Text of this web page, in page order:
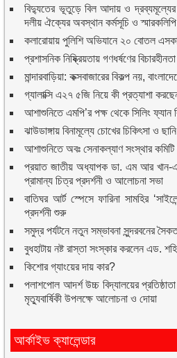
বিদ্যুতের ভূতুড়ে বিল আদায় ও দ্রব্যমূল্যের
দলীয় ঐক্যের অবস্থান কর্মসূচি ও স্মারকলিপি
কলারোয়ায় পুলিশি অভিযানে ২০ বোতল
প্রশাসনিক নিষ্ক্রিয়তায় গণধর্ষণের
মান্দারবাড়িয়া: কক্সবাজারের বিকল্প নয়,
গ্যালাক্সি এ২৭ ৫জি নিয়ে কী প্রত্যাশা
আশাশুনিতে এমপি’র পক্ষ থেকে সিলিং ফ্যান
ঝাউডাঙ্গায় বিনামূল্যে চোখের চিকিৎসা ও
আশাশুনিতে অবঃ সেনাকল্যাণ সংস্থার
প্রয়াত জাতীয় অধ্যাপক ডা. এম আর খান-
প্রামান্য চিত্র প্রদর্শনী ও আলোচনা সভা
বাতিঘর আর্ট স্পেসে ফারিনা সামহির
প্রদর্শনী শুরু
সমুদ্র পর্যটনে নতুন সম্ভাবনা সুন্দরবনের
বুধহাটায় নষ্ট রাস্তা সংস্কার করলেন এড.
কিশোর গ্যাংয়ের দায় কার?
পলাশপোল আদর্শ উচ্চ বিদ্যালয়ের
মৃত্যুবার্ষিকী উপলক্ষে আলোচনা ও দোয়া
আর্কাইভ ক্যালেন্ডার